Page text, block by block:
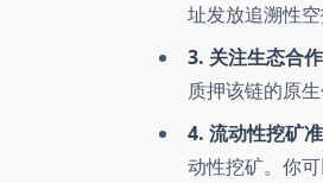
址发放追溯性
3. 关注生态合作
质押该链的原
4. 流动性挖矿准
动性挖矿。你